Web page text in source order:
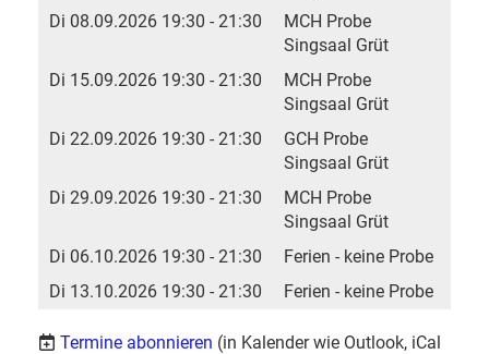
Di 08.09.2026 19:30 - 21:30
MCH Probe
Singsaal Grüt
Di 15.09.2026 19:30 - 21:30
MCH Probe
Singsaal Grüt
Di 22.09.2026 19:30 - 21:30
GCH Probe
Singsaal Grüt
Di 29.09.2026 19:30 - 21:30
MCH Probe
Singsaal Grüt
Di 06.10.2026 19:30 - 21:30
Ferien - keine Probe
Di 13.10.2026 19:30 - 21:30
Ferien - keine Probe
Termine abonnieren (in Kalender wie Outlook, iCal